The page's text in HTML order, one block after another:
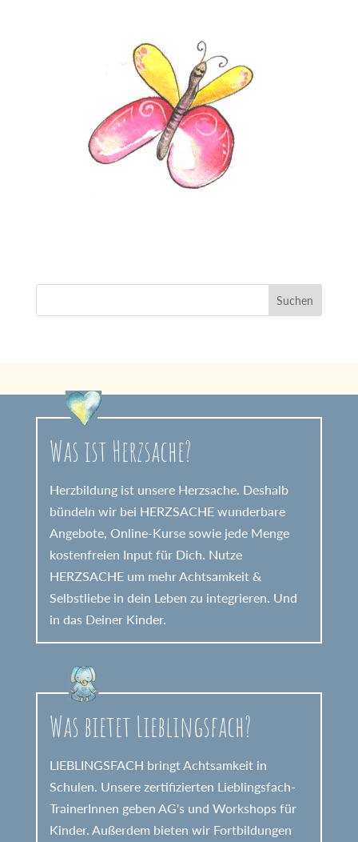
Was ist Herzsache?
Herzbildung ist unsere Herzsache. Deshalb
bündeln wir bei HERZSACHE wunderbare
Angebote, Online-Kurse sowie jede Menge
kostenfreien Input für Dich. Nutze
HERZSACHE um mehr Achtsamkeit &
Selbstliebe in dein Leben zu integrieren. Und
in das Deiner Kinder.
Was bietet Lieblingsfach?
LIEBLINGSFACH bringt Achtsamkeit in
Schulen. Unsere zertifizierten Lieblingsfach-
TrainerInnen geben AG's und Workshops für
Kinder. Außerdem bieten wir Fortbildungen